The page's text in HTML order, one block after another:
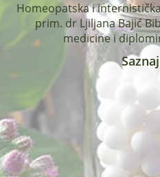
Homeopatska i
prim. dr Ljiljana Bajić
medicine i